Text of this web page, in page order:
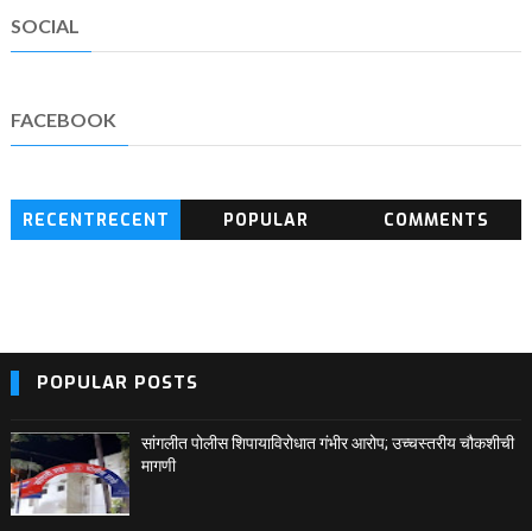
SOCIAL
FACEBOOK
RECENTRECENT
POPULAR COMMENTS
POPULAR POSTS
सांगलीत पोलीस शिपायाविरोधात गंभीर आरोप; उच्चस्तरीय चौकशीची
मागणी